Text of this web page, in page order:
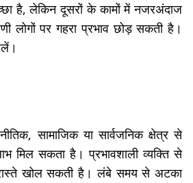
है, लेकिन दूसरों के कामों में नजरअंदाज
पर गहरा प्रभाव छोड़ सकती है।
सामाजिक या सार्वजनिक क्षेत्र से
मिल सकता है। प्रभावशाली व्यक्ति से
खोल सकती है। लंबे समय से अटका